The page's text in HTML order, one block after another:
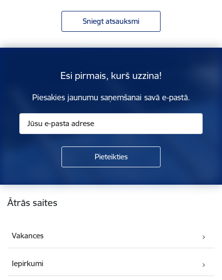
Sniegt atsauksmi
Esi pirmais, kurš uzzina!
Piesakies jaunumu saņemšanai savā e-pastā.
Kājene
Ātrās saites
Vakances
Iepirkumi